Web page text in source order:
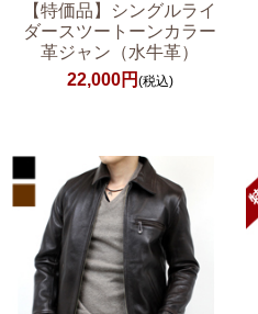
【特価品】シングルライ
ダースツートーンカラー
革ジャン（水牛革）
22,000円 (税込)